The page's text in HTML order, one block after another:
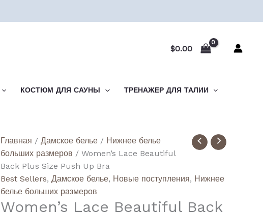
$0.00
КОСТЮМ ДЛЯ САУНЫ ТРЕНАЖЕР ДЛЯ ТАЛИИ
Главная / Дамское белье / Нижнее белье
больших размеров / Women’s Lace Beautiful
Back Plus Size Push Up Bra
Best Sellers, Дамское белье, Новые поступления, Нижнее
белье больших размеров
Women’s Lace Beautiful Back
Количество
товара
Women's
Lace
Beautiful
Back